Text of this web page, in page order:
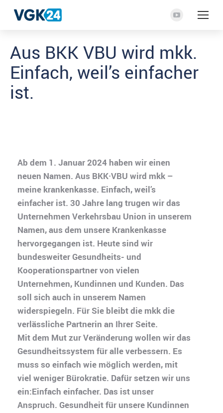
YouTube
wird
in
einem
Aus BKK VBU wird mkk.
Einfach, weil’s einfacher
ist.
Ab dem 1. Januar 2024 haben wir einen
neuen Namen. Aus BKK·VBU wird mkk –
meine krankenkasse. Einfach, weil’s
einfacher ist. 30 Jahre lang trugen wir das
Unternehmen Verkehrsbau Union in unserem
Namen, aus dem unsere Krankenkasse
hervorgegangen ist. Heute sind wir
bundesweiter Gesundheits- und
Kooperationspartner von vielen
Unternehmen, Kundinnen und Kunden. Das
soll sich auch in unserem Namen
widerspiegeln. Für Sie bleibt die mkk die
verlässliche Partnerin an Ihrer Seite.
Mit dem Mut zur Veränderung wollen wir das
Gesundheitssystem für alle verbessern. Es
muss so einfach wie möglich werden, mit
viel weniger Bürokratie. Dafür setzen wir uns
ein:Einfach einfacher. Das ist unser
Anspruch. Gesundheit für unsere Kundinnen